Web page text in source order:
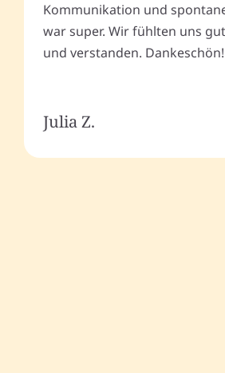
Kommunikation und
war super. Wir fühlten uns
und verstanden.
Julia Z.